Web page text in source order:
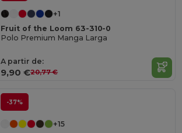
+1
Fruit of the Loom 63-310-0
Polo Premium Manga Larga
A partir de:
9,90 €20,77 €
-37%
+15